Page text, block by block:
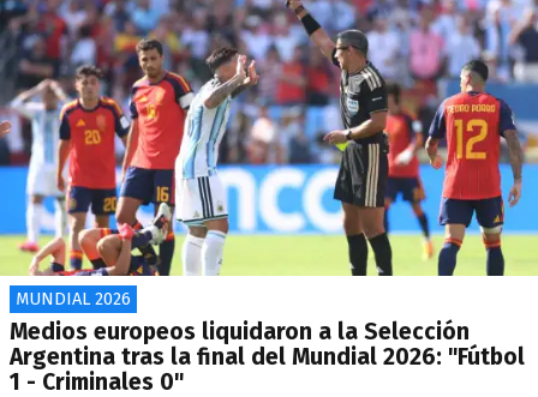
MUNDIAL 2026
Medios europeos liquidaron a la Selección
Argentina tras la final del Mundial 2026: "Fútbol
1 - Criminales 0"